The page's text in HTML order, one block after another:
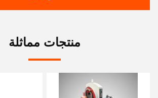
منتجات مماثلة